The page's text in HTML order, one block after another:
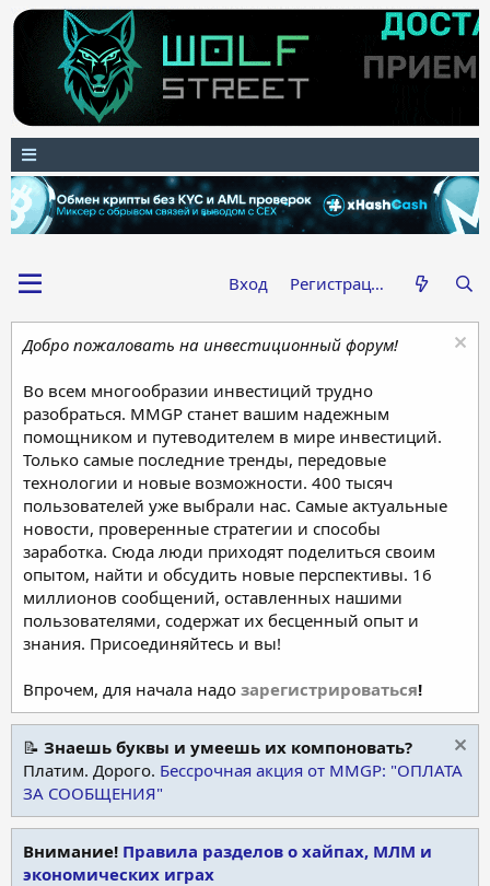
Вход Регистрация
Добро пожаловать на инвестиционный форум!
Во всем многообразии инвестиций трудно
разобраться. MMGP станет вашим надежным
помощником и путеводителем в мире инвестиций.
Только самые последние тренды, передовые
технологии и новые возможности. 400 тысяч
пользователей уже выбрали нас. Самые актуальные
новости, проверенные стратегии и способы
заработка. Сюда люди приходят поделиться своим
опытом, найти и обсудить новые перспективы. 16
миллионов сообщений, оставленных нашими
пользователями, содержат их бесценный опыт и
знания. Присоединяйтесь и вы!
Впрочем, для начала надо зарегистрироваться!
📝 Знаешь буквы и умеешь их компоновать?
Платим. Дорого. Бессрочная акция от MMGP: "ОПЛАТА
ЗА СООБЩЕНИЯ"
Внимание! Правила разделов о хайпах, МЛМ и
экономических играх